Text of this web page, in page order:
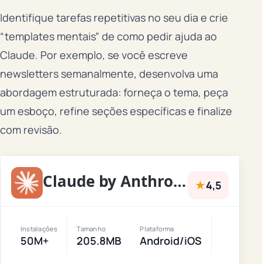
Identifique tarefas repetitivas no seu dia e crie
“templates mentais” de como pedir ajuda ao
Claude. Por exemplo, se você escreve
newsletters semanalmente, desenvolva uma
abordagem estruturada: forneça o tema, peça
um esboço, refine seções específicas e finalize
com revisão.
Claude by Anthropic ★4,5
Instalações
50M+
Tamanho
205.8MB
Plataforma
Android/iOS